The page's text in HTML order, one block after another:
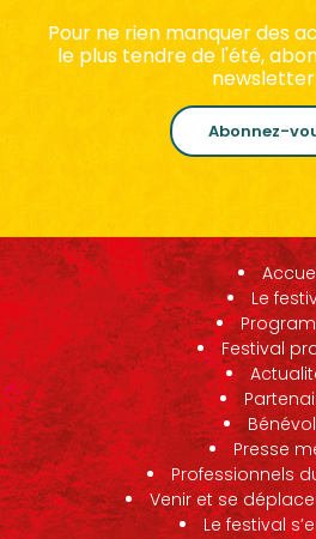
Pour ne rien manquer des
le plus tendre de l'été,
Abonnez-
Le
Festival
Presse
Professionnels
Venir et se
Le festival